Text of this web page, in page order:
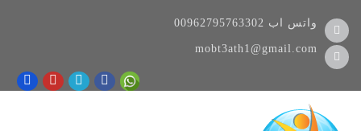
00962795763302 واتس اب
mobt3ath1@gmail.com